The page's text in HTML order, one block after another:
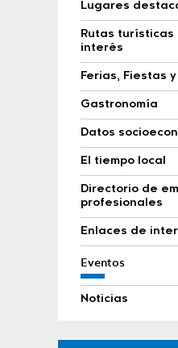
Lugares
Rutas turísticas
interés
Ferias, Fiestas
Gastronomía
Datos
El tiempo local
Directorio de
profesionales
Enlaces de
Eventos
Noticias